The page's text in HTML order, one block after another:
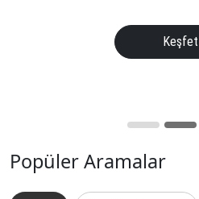
Keşfet
Popüler Aramalar